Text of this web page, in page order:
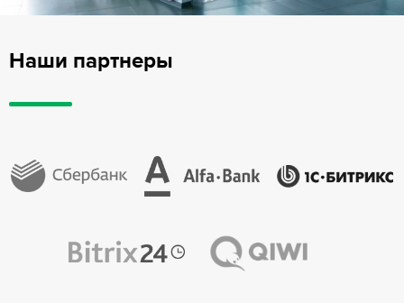
Наши партнеры